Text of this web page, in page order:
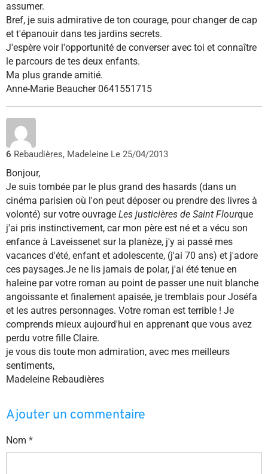
assumer.
Bref, je suis admirative de ton courage, pour changer de cap
et t'épanouir dans tes jardins secrets.
J'espère voir l'opportunité de converser avec toi et connaître
le parcours de tes deux enfants.
Ma plus grande amitié.
Anne-Marie Beaucher 0641551715
6 Rebaudières, Madeleine Le 25/04/2013
Bonjour,
Je suis tombée par le plus grand des hasards (dans un
cinéma parisien où l'on peut déposer ou prendre des livres à
volonté) sur votre ouvrage Les justicières de Saint Flourque
j'ai pris instinctivement, car mon père est né et a vécu son
enfance à Laveissenet sur la planèze, j'y ai passé mes
vacances d'été, enfant et adolescente, (j'ai 70 ans) et j'adore
ces paysages.Je ne lis jamais de polar, j'ai été tenue en
haleine par votre roman au point de passer une nuit blanche
angoissante et finalement apaisée, je tremblais pour Joséfa
et les autres personnages. Votre roman est terrible ! Je
comprends mieux aujourd'hui en apprenant que vous avez
perdu votre fille Claire.
je vous dis toute mon admiration, avec mes meilleurs
sentiments,
Madeleine Rebaudières
Ajouter un commentaire
Nom